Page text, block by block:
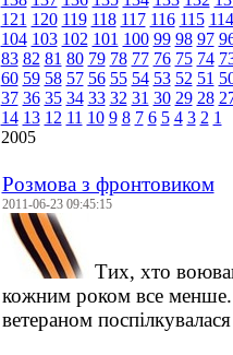
121 120 119 118 117 116 115 114
104 103 102 101 100 99 98 97
83 82 81 80 79 78 77 76 75 74
60 59 58 57 56 55 54 53 52 51
37 36 35 34 33 32 31 30 29 28
14 13 12 11 10 9 8 7 6 5 4 3 2 1
2005
Розмова з фронтовиком
2011-06-23 09:45:15
Тих, хто
кожним роком все менше.
ветераном